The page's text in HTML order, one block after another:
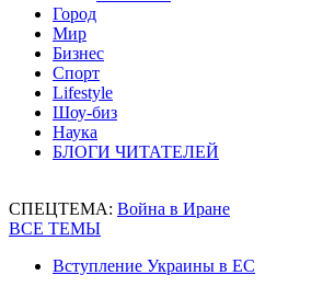
Город
Мир
Бизнес
Спорт
Lifestyle
Шоу-биз
Наука
БЛОГИ ЧИТАТЕЛЕЙ
СПЕЦТЕМА: Война в Иране
ВСЕ ТЕМЫ
Вступление Украины в ЕС